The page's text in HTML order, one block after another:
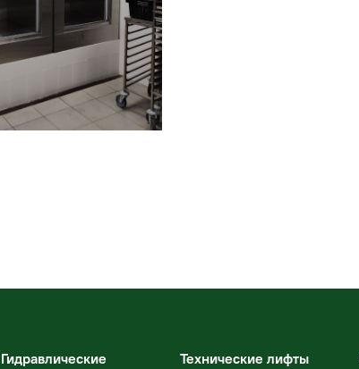
Гидравлические
Технические лифты